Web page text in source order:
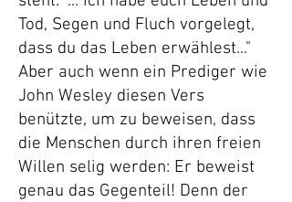
Tod, Segen und Fluch vorgelegt,
dass du das Leben erwählest..."
Aber auch wenn ein Prediger wie
John Wesley diesen Vers
benützte, um zu beweisen, dass
die Menschen durch ihren freien
Willen selig werden: Er beweist
genau das Gegenteil! Denn der